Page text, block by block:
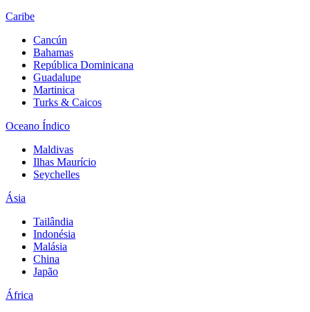
Caribe
Cancún
Bahamas
República Dominicana
Guadalupe
Martinica
Turks & Caicos
Oceano Índico
Maldivas
Ilhas Maurício
Seychelles
Ásia
Tailândia
Indonésia
Malásia
China
Japão
África